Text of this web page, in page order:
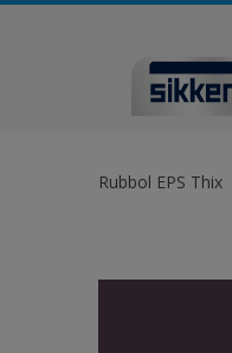
Rubbol EPS Thix